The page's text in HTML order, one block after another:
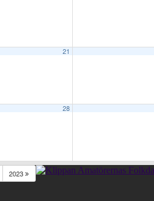
21
28
2023